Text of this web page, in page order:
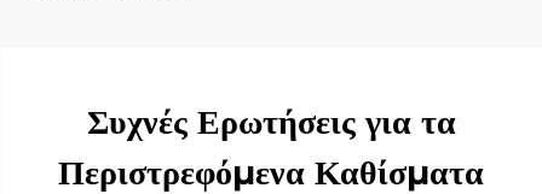
Συχνές Ερωτήσεις για τα
Περιστρεφόμενα Καθίσματα